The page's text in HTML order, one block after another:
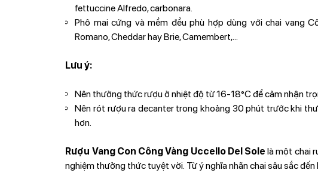
fettuccine Alfredo, carbonara.
Phô mai cứng và mềm đều phù hợp dùng với chai vang
Romano, Cheddar hay Brie, Camembert,...
Lưu ý:
Nên thưởng thức rượu ở nhiệt độ từ 16-18°C để cảm nhận
Nên rót rượu ra decanter trong khoảng 30 phút trước khi
hơn.
Rượu Vang Con Công Vàng Uccello Del Sole là một chai
nghiệm thưởng thức tuyệt vời. Từ ý nghĩa nhãn chai sâu sắc